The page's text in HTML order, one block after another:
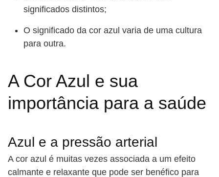
significados distintos;
O significado da cor azul varia de uma cultura
para outra.
A Cor Azul e sua
importância para a saúde
Azul e a pressão arterial
A cor azul é muitas vezes associada a um efeito
calmante e relaxante que pode ser benéfico para